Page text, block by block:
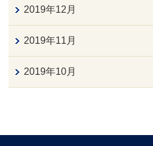
2019年12月
2019年11月
2019年10月